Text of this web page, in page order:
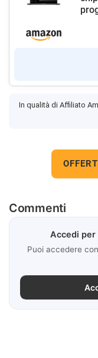
In qualità di Affiliato
Commenti
Accedi per
Puoi accedere